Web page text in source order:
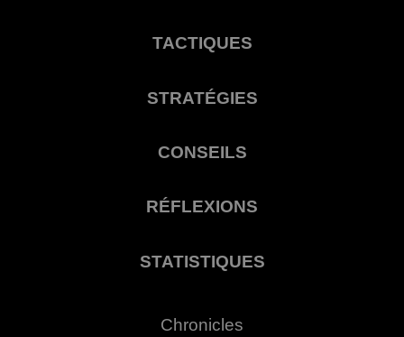
TACTIQUES
STRATÉGIES
CONSEILS
RÉFLEXIONS
STATISTIQUES
Chronicles